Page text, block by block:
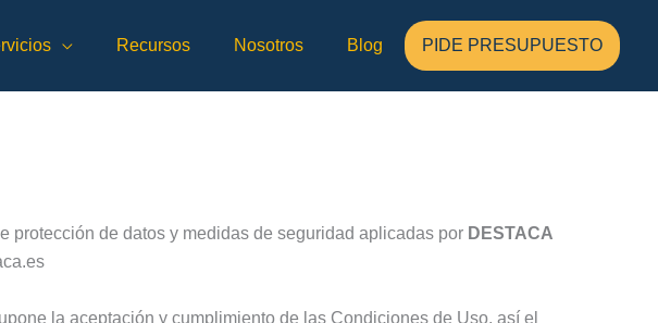
Recursos Nosotros Blog PIDE PRESUPUESTO
protección de datos y medidas de seguridad aplicadas por DESTACA
la aceptación y cumplimiento de las Condiciones de Uso, así el